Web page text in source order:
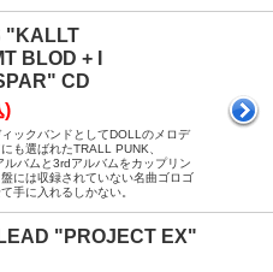
"KALLT
BLOD + I
CD
)
ックバンドとしてDOLLのメロデ
も選ばれたTRALL PUNK、
バムと3rdアルバムをカップリン
には収録されていない名曲ゴロゴ
手に入れるしかない。
"PROJECT EX"